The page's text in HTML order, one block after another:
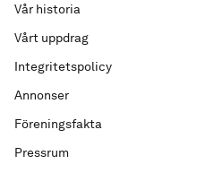
Vår historia
Vårt uppdrag
Integritetspolicy
Annonser
Föreningsfakta
Pressrum